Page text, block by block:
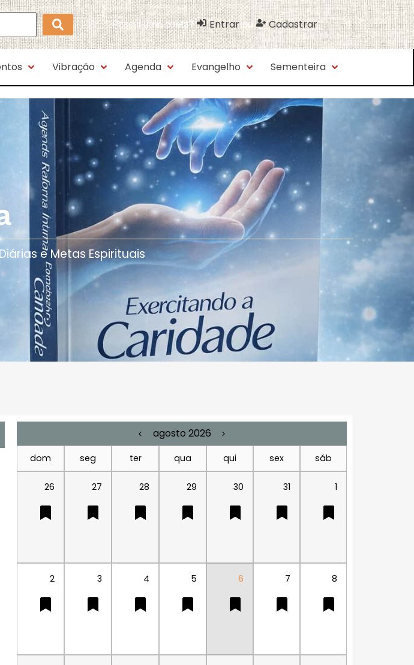
Possui uma conta? Entrar ou Cadastrar
Vibração Agenda Evangelho Sementeira
e Metas Espirituais​
agosto 2026
dom seg ter qua qui sex sáb
26 27 28 29 30 31 1
2 3 4 5 6 7 8